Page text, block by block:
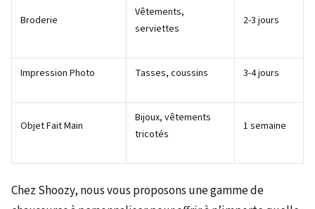
Broderie
Vêtements,
serviettes
2-3 jours
Impression Photo Tasses, coussins 3-4 jours
Objet Fait Main
Bijoux, vêtements
tricotés
1 semaine
Chez Shoozy, nous vous proposons une gamme de